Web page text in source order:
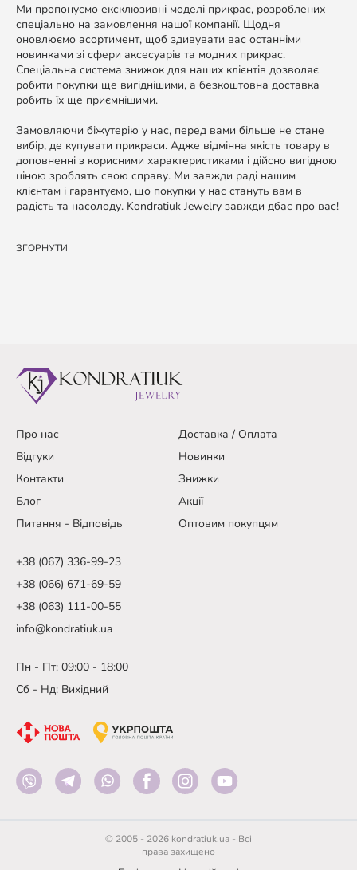
Ми пропонуємо ексклюзивні моделі прикрас, розроблених
спеціально на замовлення нашої компанії. Щодня
оновлюємо асортимент, щоб здивувати вас останніми
новинками зі сфери аксесуарів та модних прикрас.
Спеціальна система знижок для наших клієнтів дозволяє
робити покупки ще вигіднішими, а безкоштовна доставка
робить їх ще приємнішими.
Замовляючи біжутерію у нас, перед вами більше не стане
вибір, де купувати прикраси. Адже відмінна якість товару в
доповненні з корисними характеристиками і дійсно вигідною
ціною зроблять свою справу. Ми завжди раді нашим
клієнтам і гарантуємо, що покупки у нас стануть вам в
радість та насолоду. Kondratiuk Jewelry завжди дбає про вас!
ЗГОРНУТИ
Про нас
Доставка / Оплата
Відгуки
Новинки
Контакти
Знижки
Блог
Акції
Питання - Відповідь
Оптовим покупцям
+38 (067) 336-99-23
+38 (066) 671-69-59
+38 (063) 111-00-55
info@kondratiuk.ua
Пн - Пт: 09:00 - 18:00
Сб - Нд: Вихідний
© 2005 - 2026 kondratiuk.ua - Всі
права захищено